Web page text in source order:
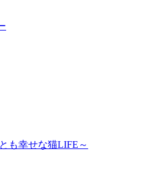
も幸せな猫LIFE～